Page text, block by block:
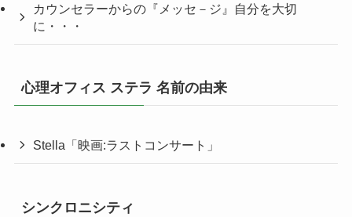
カウンセラーからの『メッセ－ジ』自分を大切
に・・・
心理オフィス ステラ 名前の由来
Stella「映画:ラストコンサート」
シンクロニシティ